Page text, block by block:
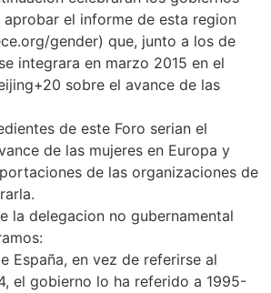
el informe de esta region
gender) que, junto a los de
integrara en marzo 2015 en el
sobre el avance de las
de este Foro serian el
de las mujeres en Europa y
de las organizaciones de
la delegacion no gubernamental
España, en vez de referirse al
el gobierno lo ha referido a 1995-